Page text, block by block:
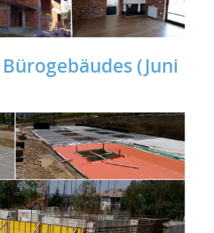
(Juni